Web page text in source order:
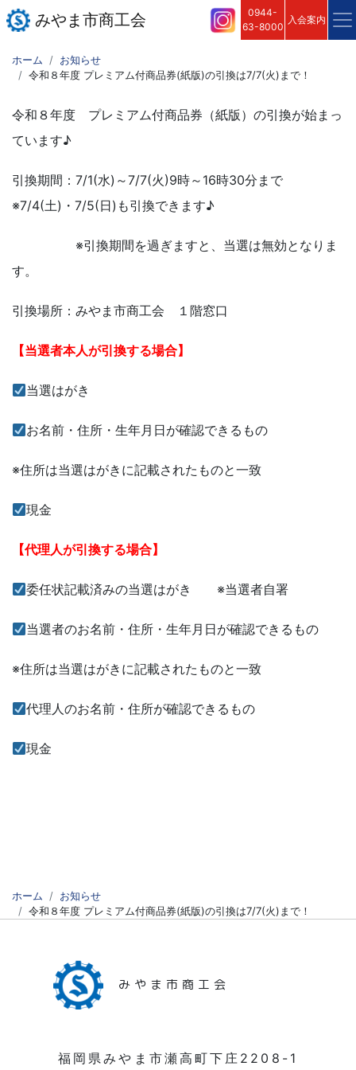
みやま市商工会
0944-
63-8000
入会案内
ホーム
お知らせ
令和８年度 プレミアム付商品券(紙版)の引換は7/7(火)まで！
令和８年度 プレミアム付商品券（紙版）の引換が始まっ
ています♪
引換期間：7/1(水)～7/7(火)9時～16時30分まで
※7/4(土)・7/5(日)も引換できます♪
※引換期間を過ぎますと、当選は無効となりま
す。
引換場所：みやま市商工会 １階窓口
【当選者本人が引換する場合】
当選はがき
お名前・住所・生年月日が確認できるもの
※住所は当選はがきに記載されたものと一致
現金
【代理人が引換する場合】
委任状記載済みの当選はがき ※当選者自署
当選者のお名前・住所・生年月日が確認できるもの
※住所は当選はがきに記載されたものと一致
代理人のお名前・住所が確認できるもの
現金
ホーム
お知らせ
令和８年度 プレミアム付商品券(紙版)の引換は7/7(火)まで！
みやま市商工会
福岡県みやま市瀬高町下庄2208-1